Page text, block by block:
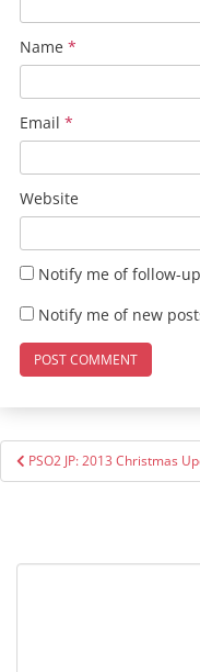
Name *
Email *
Website
Notify me of follow-
Notify me of new
Post
navigation
PSO2 JP: 2013 Christmas